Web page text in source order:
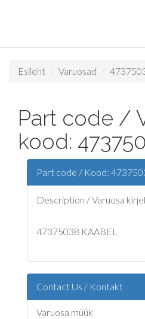
Esileht Varuosad
Part code /
kood:
Part code / Kood:
Description / Varuosa
47375038 KAABEL
Contact Us / Kontakt
Varuosa müük